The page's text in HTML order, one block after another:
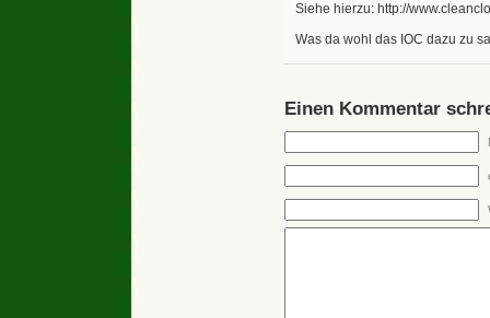
Siehe hierzu: http://
Was da wohl das IOC dazu zu
Einen Kommentar